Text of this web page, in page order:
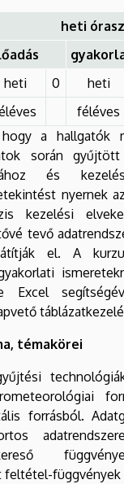
heti
heti 0 heti
féléves
a hallgatók
során
és
nyernek
kezelési
tevő
el. A
Excel
témakörei
forrásból.
függvények